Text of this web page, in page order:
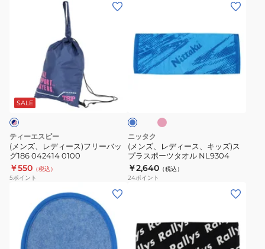
ス)
フ
リ
ー
バ
ッ
042414
0100
SALE
ティーエスピー
(メンズ、レディース)フリーバッ
グ186 042414 0100
￥550 （税込）
5ポイント
レ
デ
ィ
キ
ッ
ズ)
ス
プ
ー
ツ
ブ
ル
ー
ン
ク
ニッタク
(メンズ、レディース、キッズ)ス
プラスポーツタオル NL9304
￥2,640 （税込）
24ポイント
レ